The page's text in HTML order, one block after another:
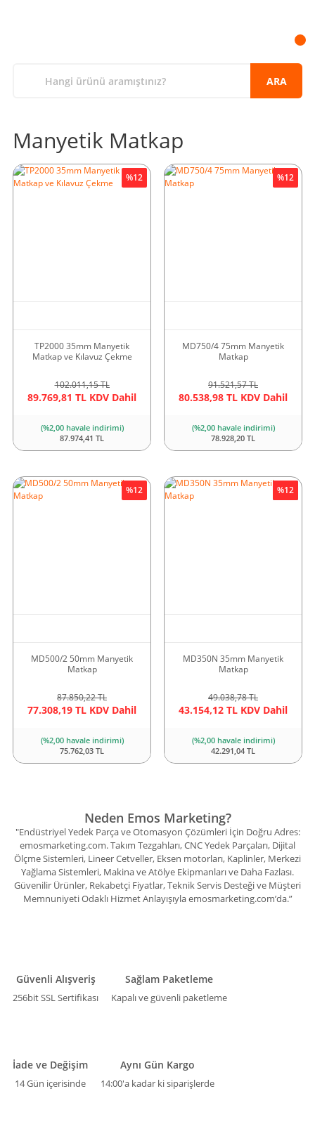
ARA
Manyetik Matkap
TP2000 35mm Manyetik
Matkap ve Kılavuz Çekme
102.011,15 TL
89.769,81 TL KDV Dahil
%12
(%2,00 havale indirimi)
87.974,41 TL
MD750/4 75mm Manyetik
Matkap
91.521,57 TL
80.538,98 TL KDV Dahil
%12
(%2,00 havale indirimi)
78.928,20 TL
MD500/2 50mm Manyetik
Matkap
87.850,22 TL
77.308,19 TL KDV Dahil
%12
(%2,00 havale indirimi)
75.762,03 TL
Yeni
MD350N 35mm Manyetik
Matkap
49.038,78 TL
43.154,12 TL KDV Dahil
%12
(%2,00 havale indirimi)
42.291,04 TL
Neden Emos Marketing?
"Endüstriyel Yedek Parça ve Otomasyon Çözümleri İçin Doğru Adres:
emosmarketing.com. Takım Tezgahları, CNC Yedek Parçaları, Dijital
Ölçme Sistemleri, Lineer Cetveller, Eksen motorları, Kaplinler, Merkezi
Yağlama Sistemleri, Makina ve Atölye Ekipmanları ve Daha Fazlası.
Güvenilir Ürünler, Rekabetçi Fiyatlar, Teknik Servis Desteği ve Müşteri
Memnuniyeti Odaklı Hizmet Anlayışıyla emosmarketing.com’da.”
Güvenli Alışveriş
256bit SSL Sertifikası
Sağlam Paketleme
Kapalı ve güvenli paketleme
İade ve Değişim
14 Gün içerisinde
Aynı Gün Kargo
14:00'a kadar ki siparişlerde